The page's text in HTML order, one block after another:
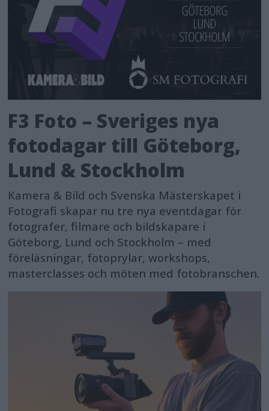
F3 Foto – Sveriges nya
fotodagar till Göteborg,
Lund & Stockholm
Kamera & Bild och Svenska Mästerskapet i
Fotografi skapar nu tre nya eventdagar för
fotografer, filmare och bildskapare i
Göteborg, Lund och Stockholm – med
föreläsningar, fotoprylar, workshops,
masterclasses och möten med fotobranschen.